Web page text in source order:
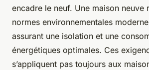
encadre le neuf. Une maison neuve
normes environnementales
assurant une isolation et une
énergétiques optimales. Ces
s’appliquent pas toujours aux